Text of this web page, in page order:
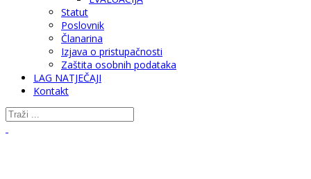
Statut
Poslovnik
Članarina
Izjava o pristupačnosti
Zaštita osobnih podataka
LAG NATJEČAJI
Kontakt